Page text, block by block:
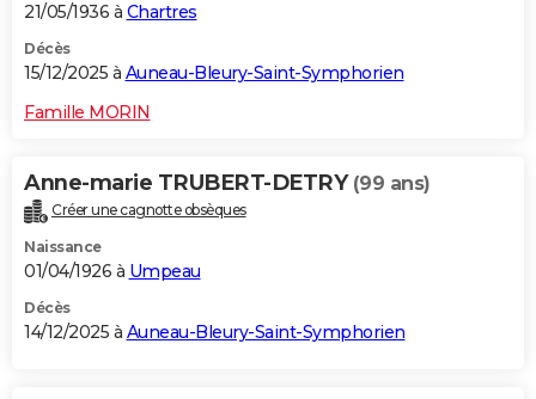
21/05/1936 à Chartres
Décès
15/12/2025 à Auneau-Bleury-Saint-Symphorien
Famille MORIN
Anne-marie TRUBERT-DETRY (99 ans)
Créer une cagnotte obsèques
Naissance
01/04/1926 à Umpeau
Décès
14/12/2025 à Auneau-Bleury-Saint-Symphorien